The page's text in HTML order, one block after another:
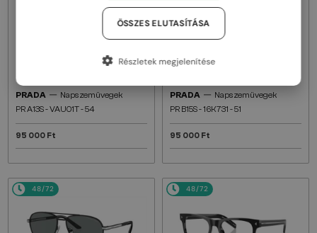
PRADA — Napszemüvegek
PR A13S - VAU01T - 54
95 000 Ft
PRADA — Napszemüvegek
PR B15S - 16K731 - 51
95 000 Ft
48/72 48/72
ÖSSZES ELUTASÍTÁSA
Részletek megjelenítése